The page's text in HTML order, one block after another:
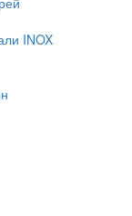
INOX